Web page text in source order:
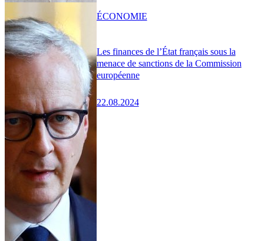
Les finances de l’État français sous la
menace de sanctions de la Commission
européenne
22.08.2024
ÉCONOMIE